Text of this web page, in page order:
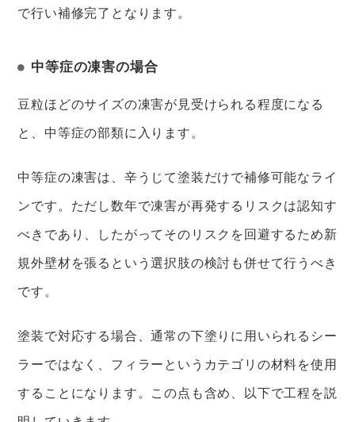
で行い補修完了となります。
中等症の凍害の場合
豆粒ほどのサイズの凍害が見受けられる程度になる
と、中等症の部類に入ります。
中等症の凍害は、辛うじて塗装だけで補修可能なライ
ンです。ただし数年で凍害が再発するリスクは認知す
べきであり、したがってそのリスクを回避するため新
規外壁材を張るという選択肢の検討も併せて行うべき
です。
塗装で対応する場合、通常の下塗りに用いられるシー
ラーではなく、フィラーというカテゴリの材料を使用
することになります。この点も含め、以下で工程を説